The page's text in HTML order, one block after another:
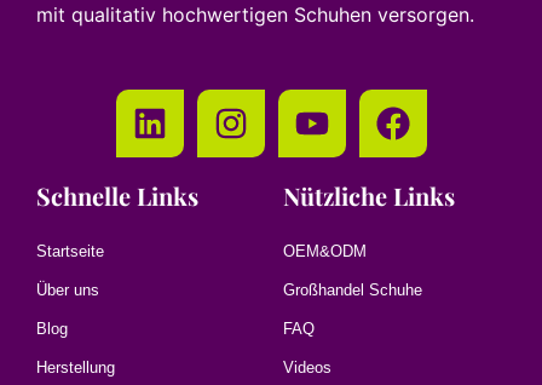
mit qualitativ hochwertigen Schuhen versorgen.
Schnelle Links
Startseite
Über uns
Blog
Herstellung
Nützliche Links
OEM&ODM
Großhandel Schuhe
FAQ
Videos